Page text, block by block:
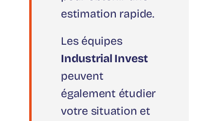
estimation rapide.
Les équipes
Industrial Invest
peuvent
également étudier
votre situation et